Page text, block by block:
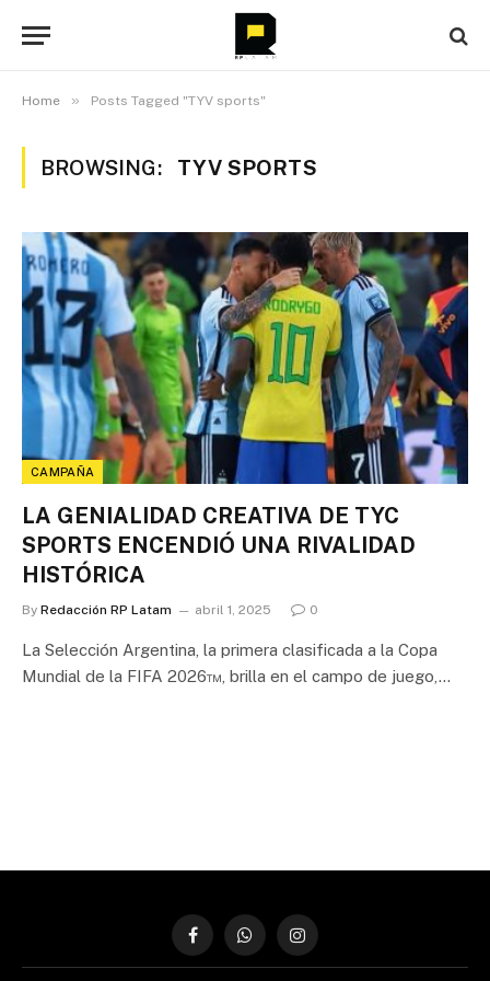
Home » Posts Tagged "TYV sports"
BROWSING: TYV SPORTS
CAMPAÑA
LA GENIALIDAD CREATIVA DE TYC
SPORTS ENCENDIÓ UNA RIVALIDAD
HISTÓRICA
By Redacción RP Latam abril 1, 2025 0
La Selección Argentina, la primera clasificada a la Copa
Mundial de la FIFA 2026™, brilla en el campo de juego,…
FacebookWhatsAppInstagram